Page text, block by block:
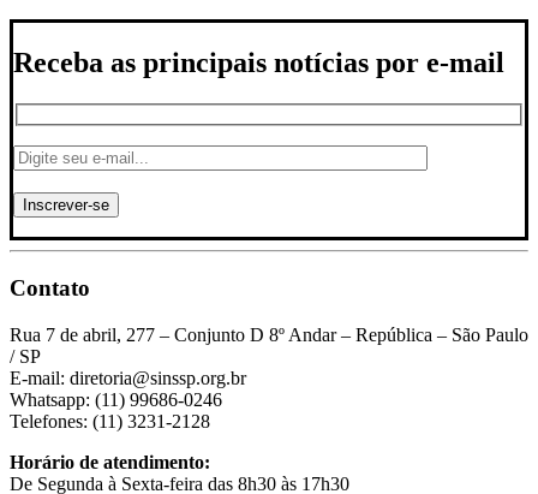
Receba as principais notícias por e-mail
Contato
Rua 7 de abril, 277 – Conjunto D 8º Andar – República – São Paulo
/ SP
E-mail: diretoria@sinssp.org.br
Whatsapp: (11) 99686-0246
Telefones: (11) 3231-2128
Horário de atendimento:
De Segunda à Sexta-feira das 8h30 às 17h30